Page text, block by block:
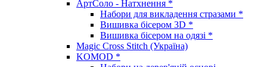
АртСоло - Натхнення *
Набори для викладення стразами *
Вишивка бісером 3D *
Вишивка бісером на одязі *
Magic Cross Stitch (Україна)
KOMOD *